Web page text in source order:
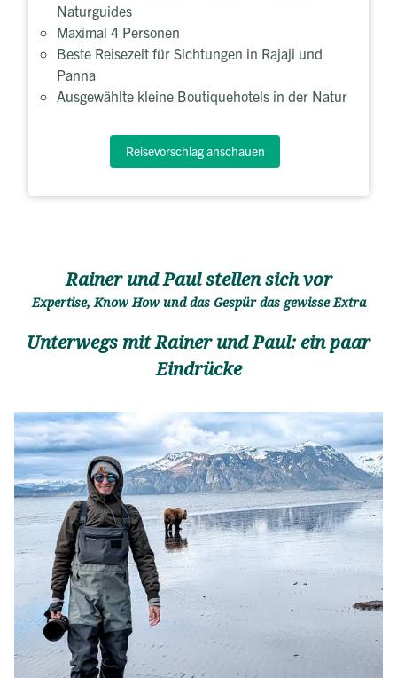
Naturguides
Maximal 4 Personen
Beste Reisezeit für Sichtungen in Rajaji und
Panna
Ausgewählte kleine Boutiquehotels in der Natur
Reisevorschlag anschauen
Rainer und Paul stellen sich vor
Expertise, Know How und das Gespür das gewisse Extra
Unterwegs mit Rainer und Paul: ein paar
Eindrücke